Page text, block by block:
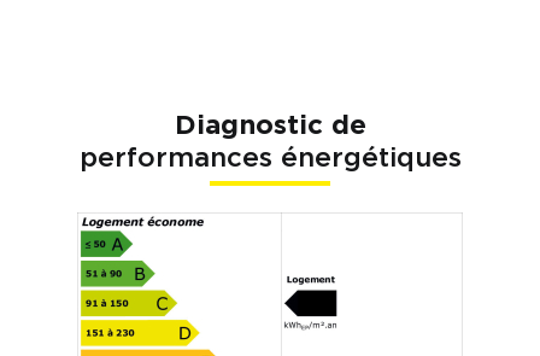
Diagnostic de
performances énergétiques